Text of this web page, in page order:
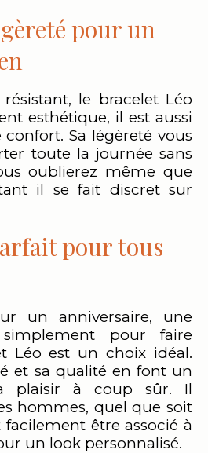
pour un
le bracelet Léo
esthétique, il est aussi
Sa légèreté vous
toute la journée sans
oublierez même que
il se fait discret sur
pour tous
un anniversaire, une
pour faire
Léo est un choix idéal.
et sa qualité en font un
plaisir à coup sûr. Il
hommes, quel que soit
être associé à
un look personnalisé.